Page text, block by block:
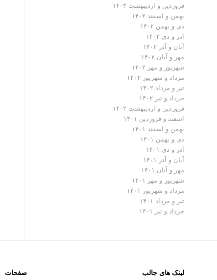
فروردین و اردیبهشت ۱۴۰۳
بهمن و اسفند ۱۴۰۲
دی و بهمن ۱۴۰۲
آذر و دی ۱۴۰۲
آبان و آذر ۱۴۰۲
مهر و آبان ۱۴۰۲
شهریور و مهر ۱۴۰۲
مرداد و شهریور ۱۴۰۲
تیر و مرداد ۱۴۰۲
خرداد و تیر ۱۴۰۲
فروردین و اردیبهشت ۱۴۰۲
اسفند و فروردین ۱۴۰۱
بهمن و اسفند ۱۴۰۱
دی و بهمن ۱۴۰۱
آذر و دی ۱۴۰۱
آبان و آذر ۱۴۰۱
مهر و آبان ۱۴۰۱
شهریور و مهر ۱۴۰۱
مرداد و شهریور ۱۴۰۱
تیر و مرداد ۱۴۰۱
خرداد و تیر ۱۴۰۱
لینک های جالب صفحات